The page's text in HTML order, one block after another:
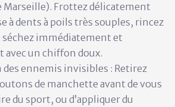
Marseille). Frottez délicatement
à dents à poils très souples, rincez
séchez immédiatement et
un chiffon doux.
ennemis invisibles : Retirez
de manchette avant de vous
du sport, ou d’appliquer du